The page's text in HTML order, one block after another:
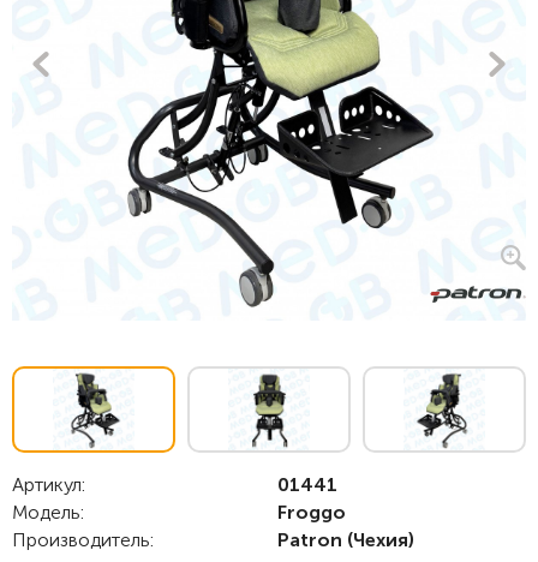
Артикул:
01441
Модель:
Froggo
Производитель:
Patron (Чехия)